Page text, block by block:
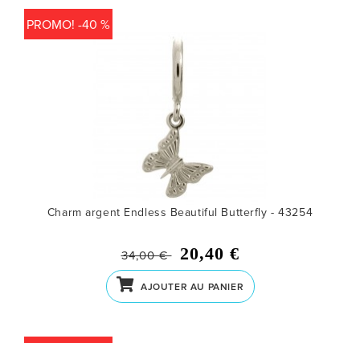
PROMO! -40 %
Charm argent Endless Beautiful Butterfly - 43254
34,00 € 20,40 €
AJOUTER AU PANIER